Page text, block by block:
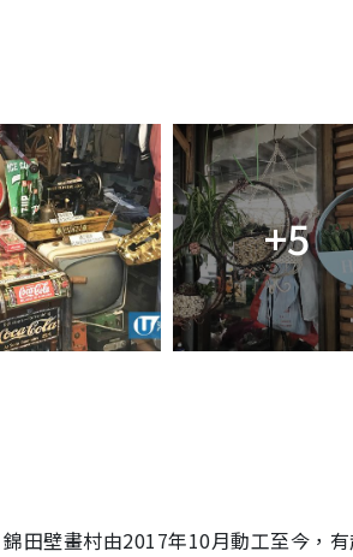
+5
田壁畫村由2017年10月動工至今，